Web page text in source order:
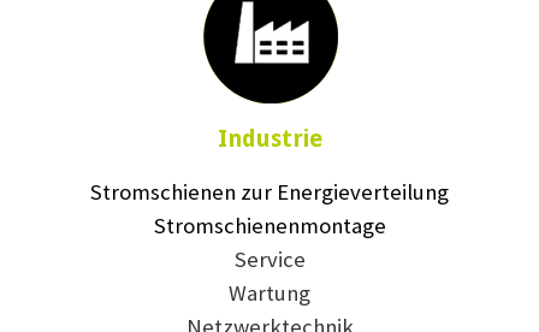
Industrie
Stromschienen zur Energieverteilung
Stromschienenmontage
Service
Wartung
Netzwerktechnik